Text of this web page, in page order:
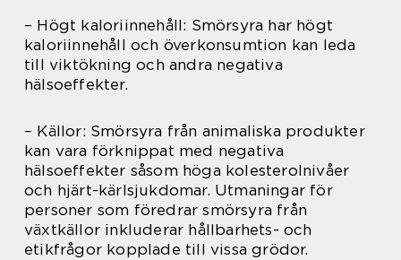
– Högt kaloriinnehåll: Smörsyra har högt
kaloriinnehåll och överkonsumtion kan leda
till viktökning och andra negativa
hälsoeffekter.
– Källor: Smörsyra från animaliska produkter
kan vara förknippat med negativa
hälsoeffekter såsom höga kolesterolnivåer
och hjärt-kärlsjukdomar. Utmaningar för
personer som föredrar smörsyra från
växtkällor inkluderar hållbarhets- och
etikfrågor kopplade till vissa grödor.